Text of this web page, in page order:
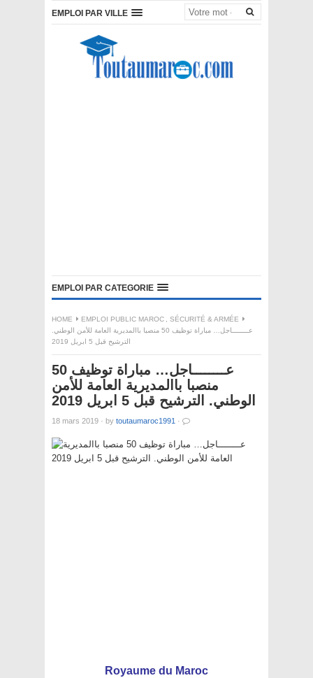
EMPLOI PAR VILLE
EMPLOI PAR CATEGORIE
HOME EMPLOI PUBLIC MAROC , SÉCURITÉ & ARMÉE
عــــــــاجل… مباراة توظيف 50 منصبا باالمديرية العامة للأمن الوطني.
الترشيح قبل 5 ابريل 2019
عــــــــاجل… مباراة توظيف 50
منصبا باالمديرية العامة للأمن
الوطني. الترشيح قبل 5 ابريل 2019
18 mars 2019 · by toutaumaroc1991 ·
Royaume du Maroc